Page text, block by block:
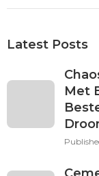
Latest Posts
Met